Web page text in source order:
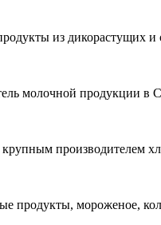
из дикорастущих и
молочной продукции в
производителем
продукты, мороженое,